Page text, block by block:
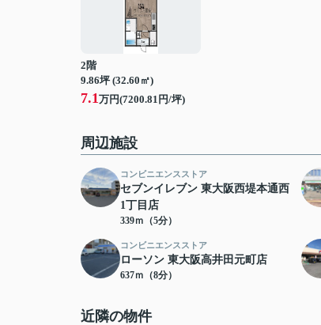
2階
9.86坪 (32.60㎡)
7.1万円(7200.81円/坪)
周辺施設
コンビニエンスストア
セブンイレブン 東大阪西堤本通西
1丁目店
339ｍ（5分）
コンビニエンスストア
ローソン 東大阪高井田元町店
637ｍ（8分）
近隣の物件